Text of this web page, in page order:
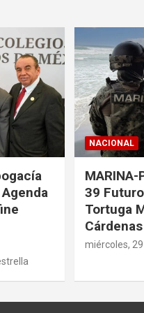
NACIONAL
MARINA-
39
Tortuga
Cárdenas
miércoles,